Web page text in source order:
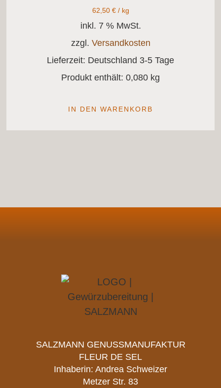
62,50 €/ kg
inkl. 7 % MwSt.
zzgl. Versandkosten
Lieferzeit: Deutschland 3-5 Tage
Produkt enthält: 0,080 kg
IN DEN WARENKORB
SALZMANN GENUSSMANUFAKTUR
FLEUR DE SEL
Inhaberin: Andrea Schweizer
Metzer Str. 83